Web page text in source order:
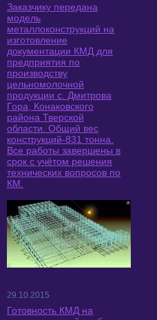
Заказчику передана
модель
металлоконструкций на
изготовление
документации КМД для
предприятия по
производству
цельномолочной
продукции с. Дмитрова
Гора, Конаковского
района Тверской
области. Общий вес
конструкций-831 тонна.
Все работы завершены в
срок с учётом решения
технических вопросов по
КМ.
29.10.2015
Готовность КМД на